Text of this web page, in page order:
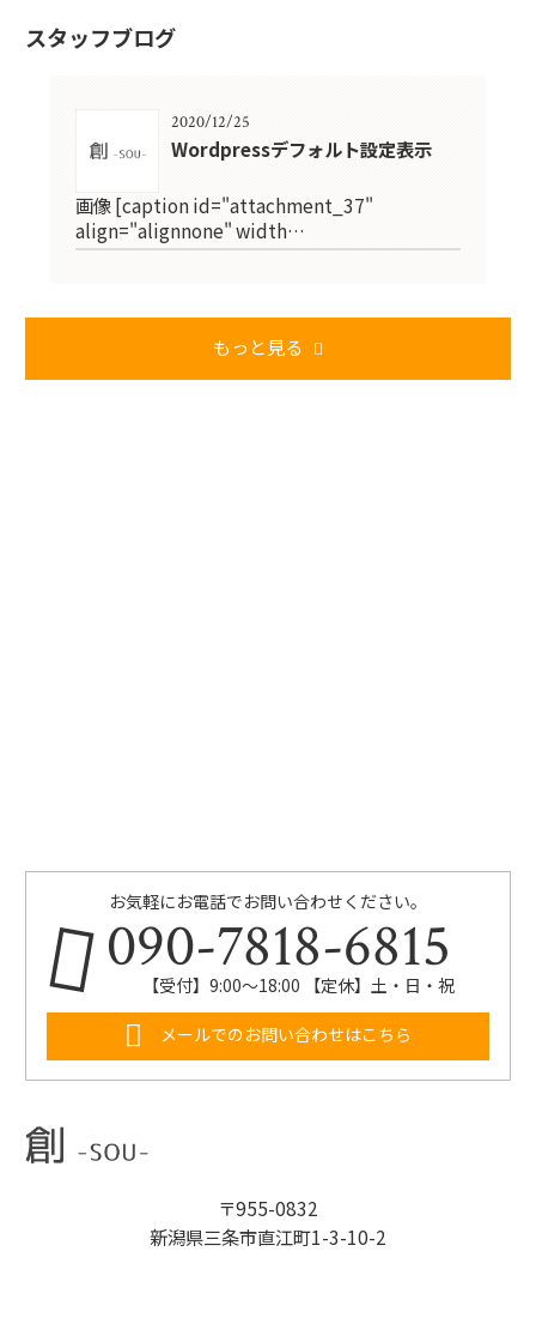
スタッフブログ
2020/12/25
Wordpressデフォルト設定表示
画像 [caption id="attachment_37"
align="alignnone" width…
もっと見る
お気軽にお電話でお問い合わせください。
090-7818-6815
【受付】9:00～18:00 【定休】土・日・祝
メールでのお問い合わせはこちら
〒955-0832
新潟県三条市直江町1-3-10-2